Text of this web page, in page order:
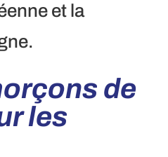
et la
de
les